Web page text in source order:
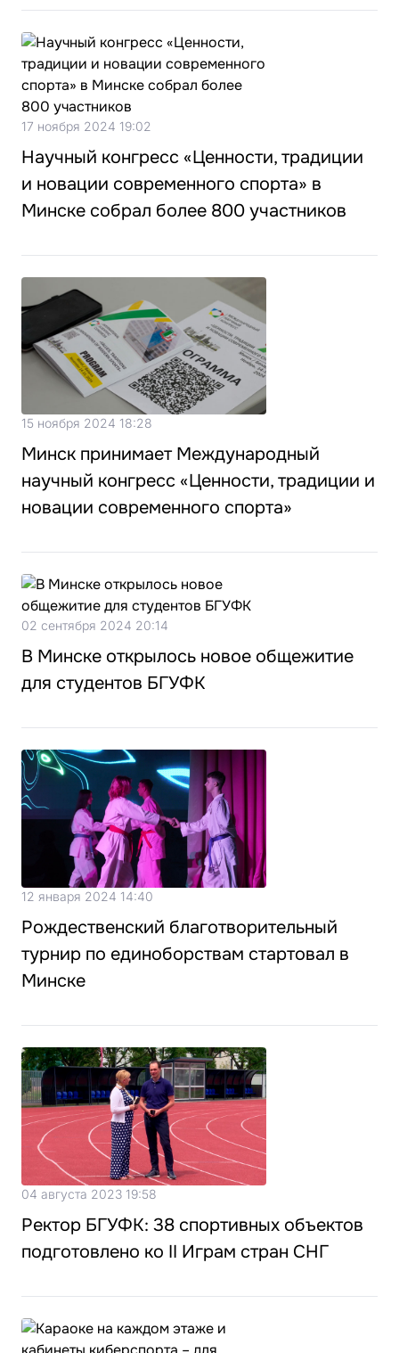
17 ноября 2024 19:02
Научный конгресс «Ценности, традиции
и новации современного спорта» в
Минске собрал более 800 участников
15 ноября 2024 18:28
Минск принимает Международный
научный конгресс «Ценности, традиции и
новации современного спорта»
02 сентября 2024 20:14
В Минске открылось новое общежитие
для студентов БГУФК
12 января 2024 14:40
Рождественский благотворительный
турнир по единоборствам стартовал в
Минске
04 августа 2023 19:58
Ректор БГУФК: 38 спортивных объектов
подготовлено ко II Играм стран СНГ